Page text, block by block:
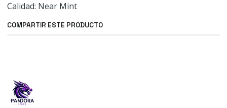
Calidad: Near Mint
COMPARTIR ESTE PRODUCTO